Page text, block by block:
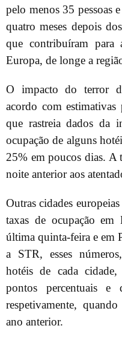
pelo menos 35 pessoas
quatro meses depois
que contribuíram para
Europa, de longe a
O impacto do terror
acordo com estimativas
que rastreia dados da
ocupação de alguns
25% em poucos dias. A
noite anterior aos
Outras cidades
taxas de ocupação
última quinta-feira e em
a STR, esses
hotéis de cada
pontos percentuais e
respetivamente,
ano anterior.